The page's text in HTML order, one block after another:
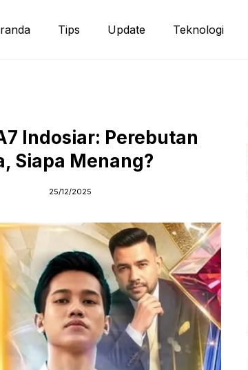
Tips Update Teknologi
Indosiar: Perebutan
Siapa Menang?
25/12/2025